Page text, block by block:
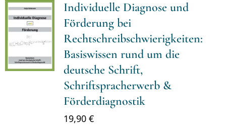
Individuelle Diagnose und
Förderung bei
Rechtschreibschwierigkeiten:
Basiswissen rund um die
deutsche Schrift,
Schriftspracherwerb &
Förderdiagnostik
19,90 €